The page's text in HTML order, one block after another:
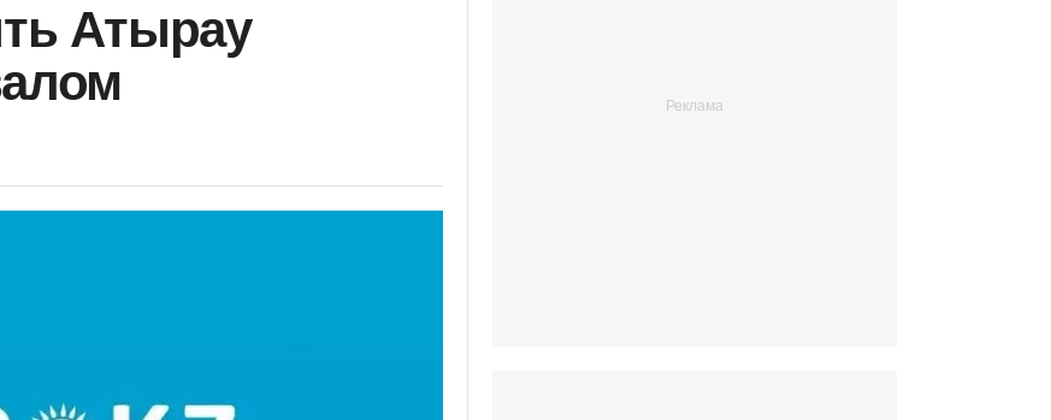
Атырау